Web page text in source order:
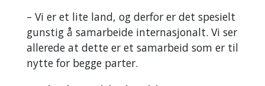
– Vi er et lite land, og derfor er det spesielt
gunstig å samarbeide internasjonalt. Vi ser
allerede at dette er et samarbeid som er til
nytte for begge parter.